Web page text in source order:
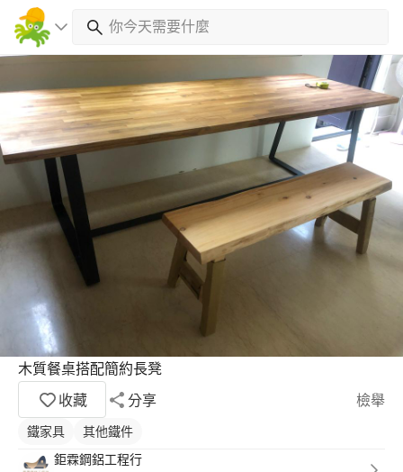
木質餐桌搭配簡約長凳
收藏
分享 檢舉
鐵家具
其他鐵件
鉅霖鋼鋁工程行